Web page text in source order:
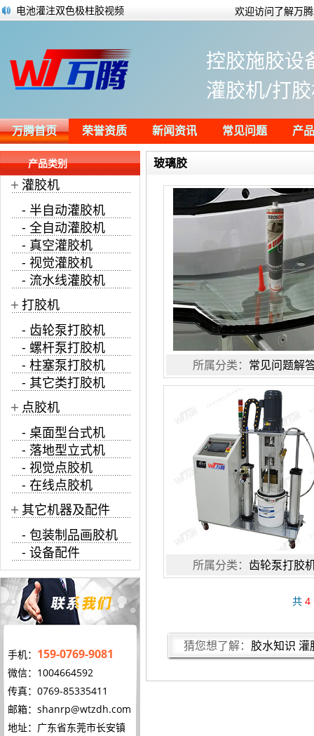
电池灌注双色极柱胶视频
2022年全球及中国LED封装市场规模预测分
简单了解点胶设备上面的点胶阀
视觉点胶机原理
新能源汽车电池FPC主要功能特点及用胶浅
一文了解导热凝胶及导热硅凝胶的应用领
欢迎访问了解万
控胶施胶设
灌胶机/打
万腾首页 荣誉资质 新闻资讯 常见问题 产
玻璃胶
所属分类： 常见问题解
所属分类： 齿轮泵打胶
共 4
猜您想了解： 胶水知识 灌
产品类别
+ 灌胶机
- 半自动灌胶机
- 全自动灌胶机
- 真空灌胶机
- 视觉灌胶机
- 流水线灌胶机
+ 打胶机
- 齿轮泵打胶机
- 螺杆泵打胶机
- 柱塞泵打胶机
- 其它类打胶机
+ 点胶机
- 桌面型台式机
- 落地型立式机
- 视觉点胶机
- 在线点胶机
+ 其它机器及配件
- 包装制品画胶机
- 设备配件
手机： 159-0769-9081
微信：1004664592
传真：0769-85335411
邮箱： shanrp@wtzdh.com
地址：广东省东莞市长安镇